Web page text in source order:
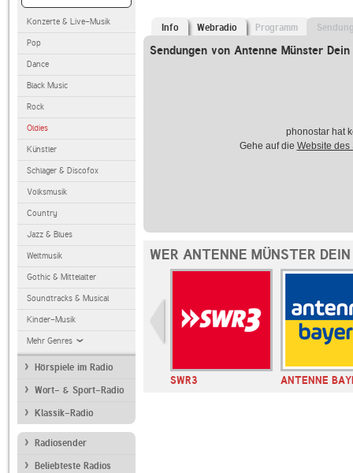
Konzerte & Live-Musik
Pop
Dance
Black Music
Rock
Oldies
Künstler
Schlager & Discofox
Volksmusik
Country
Jazz & Blues
Weltmusik
Gothic & Mittelalter
Soundtracks & Musical
Kinder-Musik
Mehr Genres
Hörspiele im Radio
Wort- & Sport-Radio
Klassik-Radio
Radiosender
Beliebteste Radios
Info Webradio Programm
Sendungen von Antenne Münster
phonostar hat
Gehe auf die Website des
WER ANTENNE MÜNSTER
SWR3 ANTENNE